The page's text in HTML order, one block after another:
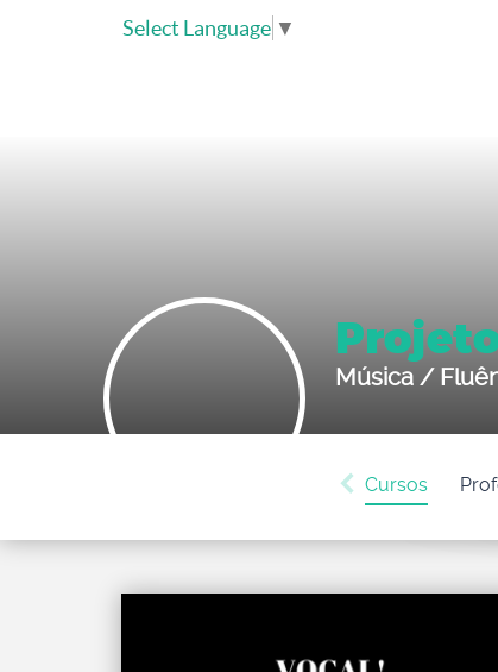
Select Language ▼
Música /
Cursos